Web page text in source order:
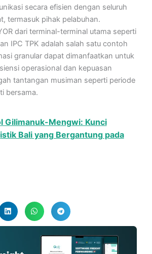
secara efisien dengan seluruh
termasuk pihak pelabuhan.
dari terminal-terminal utama seperti
IPC TPK adalah salah satu contoh
granular dapat dimanfaatkan untuk
operasional dan kepuasan
tantangan musiman seperti periode
bersama.
Gilimanuk-Mengwi: Kunci
Bali yang Bergantung pada